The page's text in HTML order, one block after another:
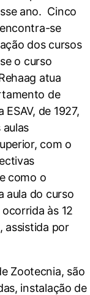
ano. Cinco
se
dos cursos
o curso
atua
de
de 1927,
com o
como o
aula do curso
às 12
assistida por
Zootecnia, são
instalação de